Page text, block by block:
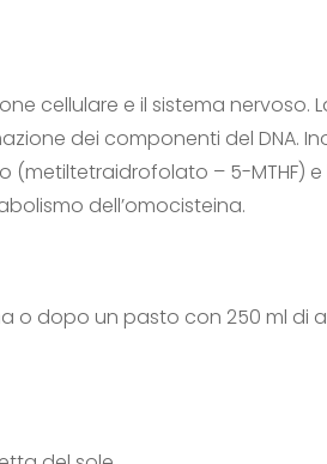
cellulare e il sistema nervoso.
dei componenti del DNA.
– 5-MTHF)
dell’omocisteina.
o dopo un pasto con 250 ml di